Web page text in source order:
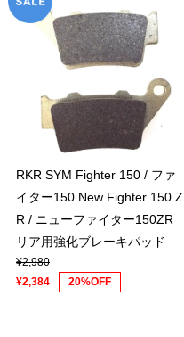
RKR SYM Fighter 150 / ファ
イター150 New Fighter 150 Z
R / ニューファイター150ZR
リア用強化ブレーキパッド
¥2,980
¥2,384
20%OFF